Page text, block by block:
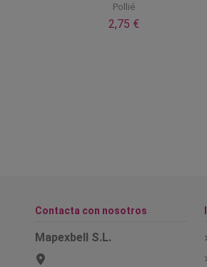
Pollié
2,75 €
Contacta con nosotros
Mapexbell S.L.